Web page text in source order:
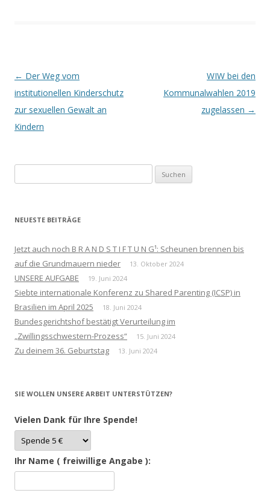
Beitrags-
Navigation
← Der Weg vom
institutionellen Kinderschutz
zur sexuellen Gewalt an
Kindern
WIW bei den
Kommunalwahlen 2019
zugelassen →
nach:
NEUESTE BEITRÄGE
Jetzt auch noch B R A N D S T I F T U N G¹: Scheunen brennen bis
auf die Grundmauern nieder
13. Oktober 2024
UNSERE AUFGABE 19. Juni 2024
Siebte internationale Konferenz zu Shared Parenting (ICSP) in
Brasilien im April 2025
18. Juni 2024
Bundesgerichtshof bestätigt Verurteilung im
„Zwillingsschwestern-Prozess“
15. Juni 2024
Zu deinem 36. Geburtstag 13. Juni 2024
SIE WOLLEN UNSERE ARBEIT UNTERSTÜTZEN?
Vielen Dank für Ihre Spende!
Ihr Name ( freiwillige Angabe ):